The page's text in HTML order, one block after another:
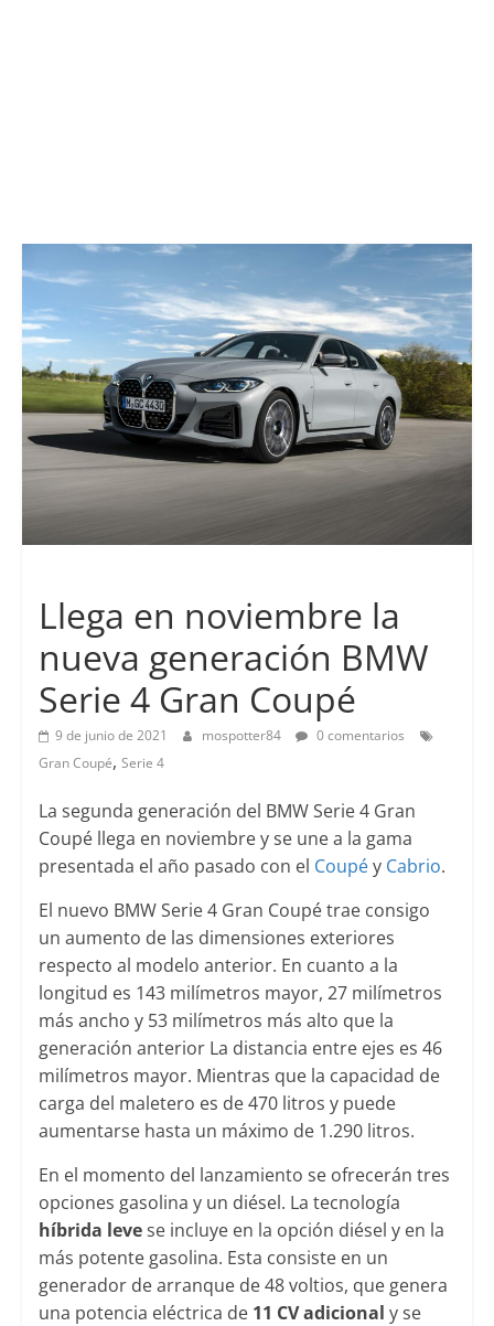
Llega en noviembre la
nueva generación BMW
Serie 4 Gran Coupé
9 de junio de 2021 mospotter84
0 comentarios
Gran Coupé, Serie 4
La segunda generación del BMW Serie 4 Gran
Coupé llega en noviembre y se une a la gama
presentada el año pasado con el Coupéy Cabrio.
El nuevo BMW Serie 4 Gran Coupé trae consigo
un aumento de las dimensiones exteriores
respecto al modelo anterior. En cuanto a la
longitud es 143 milímetros mayor, 27 milímetros
más ancho y 53 milímetros más alto que la
generación anterior La distancia entre ejes es 46
milímetros mayor. Mientras que la capacidad de
carga del maletero es de 470 litros y puede
aumentarse hasta un máximo de 1.290 litros.
En el momento del lanzamiento se ofrecerán tres
opciones gasolina y un diésel. La tecnología
híbrida levese incluye en la opción diésel y en la
más potente gasolina. Esta consiste en un
generador de arranque de 48 voltios, que genera
una potencia eléctrica de 11 CV adicional y se